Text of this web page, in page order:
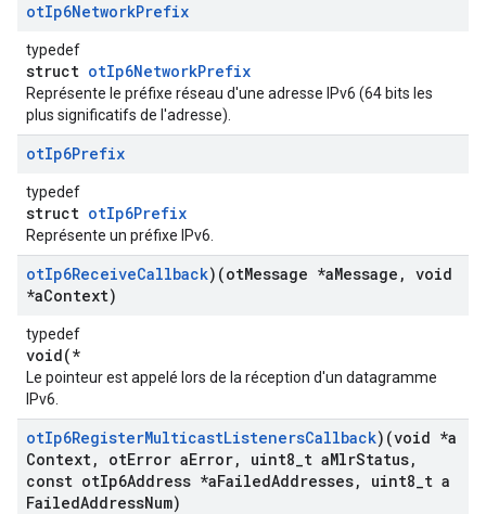
otIp6NetworkPrefix
typedef
struct otIp6NetworkPrefix
Représente le préfixe réseau d'une adresse IPv6 (64 bits les
plus significatifs de l'adresse).
otIp6Prefix
typedef
struct otIp6Prefix
Représente un préfixe IPv6.
otIp6ReceiveCallback)(otMessage *aMessage , void
*aContext)
typedef
void(*
Le pointeur est appelé lors de la réception d'un datagramme
IPv6.
otIp6RegisterMulticastListenersCallback)(void *a
Context, otError aError, uint8 t aMlrStatus,
const otIp6Address *aFailedAddresses, uint8 t a
FailedAddressNum)